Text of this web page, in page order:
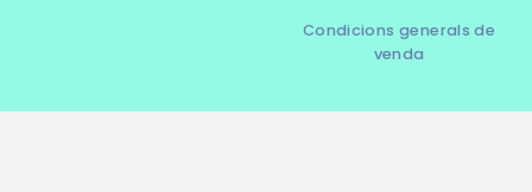
Condicions generals de
venda